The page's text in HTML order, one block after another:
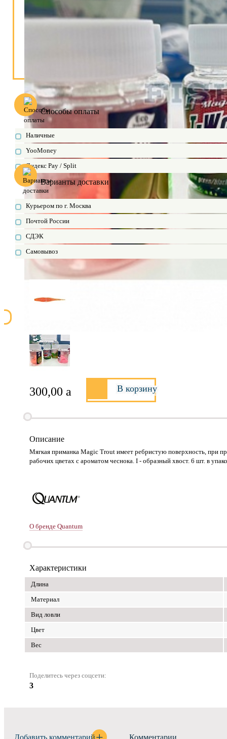
Способы оплаты
Наличные
YooMoney
Яндекс Pay / Split
Варианты доставки
Курьером по г. Москва
Почтой России
СДЭК
Самовывоз
300,00 a В корзину
Описание
Мягкая приманка Magic Trout имеет ребристую поверхность, при
рабочих цветах с ароматом чеснока. I - образный хвост. 6 шт. в
О бренде Quantum
Характеристики
Длина
Материал
Вид ловли
Цвет
Вес
Поделитесь через соцсети:
3